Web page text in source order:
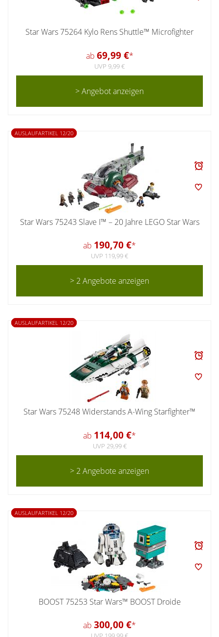
Star Wars 75264 Kylo Rens Shuttle™ Microfighter
ab 69,99 €*
UVP 9,99 €
> Angebot anzeigen
AUSLAUFARTIKEL 12/20
Star Wars 75243 Slave I™ – 20 Jahre LEGO Star Wars
ab 190,70 €*
UVP 119,99 €
> 2 Angebote anzeigen
AUSLAUFARTIKEL 12/20
Star Wars 75248 Widerstands A-Wing Starfighter™
ab 114,00 €*
UVP 29,99 €
> 2 Angebote anzeigen
AUSLAUFARTIKEL 12/20
BOOST 75253 Star Wars™ BOOST Droide
ab 300,00 €*